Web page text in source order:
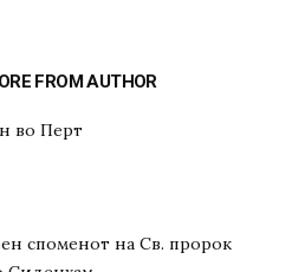
FROM AUTHOR
во Перт
споменот на Св. пророк